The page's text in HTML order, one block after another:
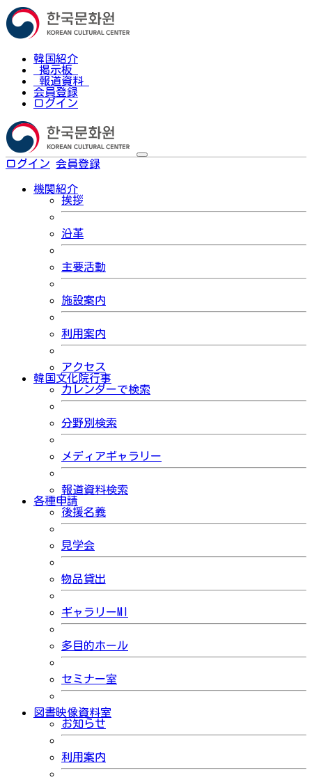
韓国紹介
掲示板
報道資料
会員登録
ログイン
ログイン 会員登録
機関紹介
挨拶
沿革
主要活動
施設案内
利用案内
アクセス
韓国文化院行事
カレンダーで検索
分野別検索
メディアギャラリー
報道資料検索
各種申請
後援名義
見学会
物品貸出
ギャラリーMI
多目的ホール
セミナー室
図書映像資料室
お知らせ
利用案内